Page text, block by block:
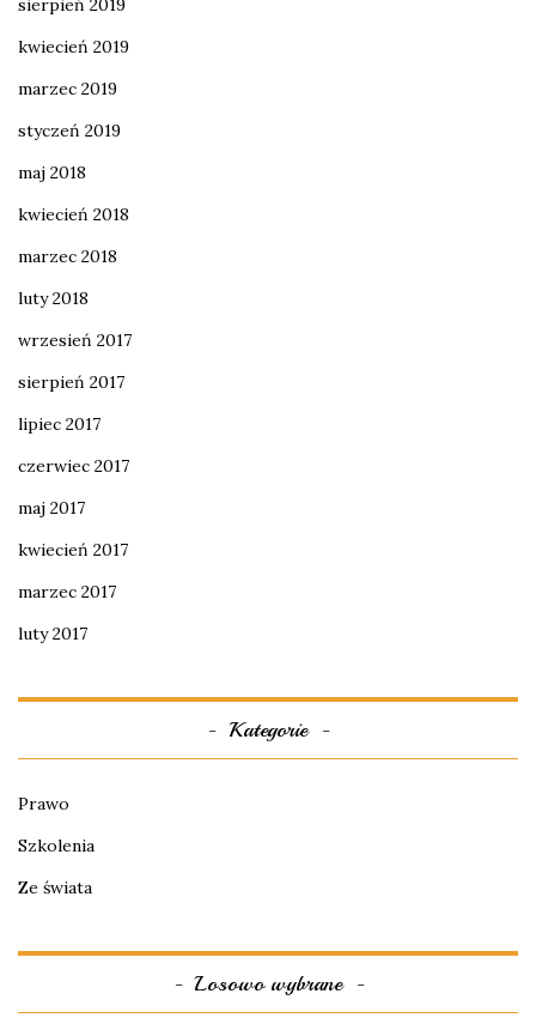
sierpień 2019
kwiecień 2019
marzec 2019
styczeń 2019
maj 2018
kwiecień 2018
marzec 2018
luty 2018
wrzesień 2017
sierpień 2017
lipiec 2017
czerwiec 2017
maj 2017
kwiecień 2017
marzec 2017
luty 2017
Kategorie
Prawo
Szkolenia
Ze świata
Losowo wybrane